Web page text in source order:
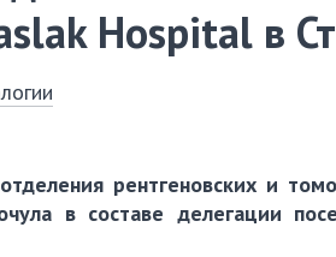
Hospital в
рентгеновских и
в составе делегации